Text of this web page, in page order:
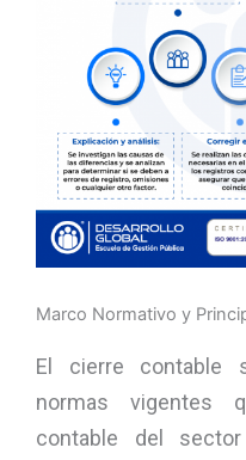
Marco Normativo y
El cierre contable
normas vigentes
contable del